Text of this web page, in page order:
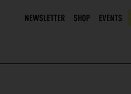
NEWSLETTER SHOP EVENTS